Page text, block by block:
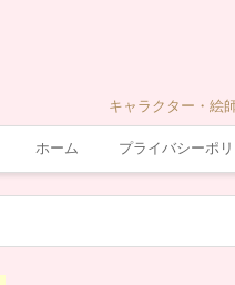
キャラクター・絵
ホーム プライバシーポ